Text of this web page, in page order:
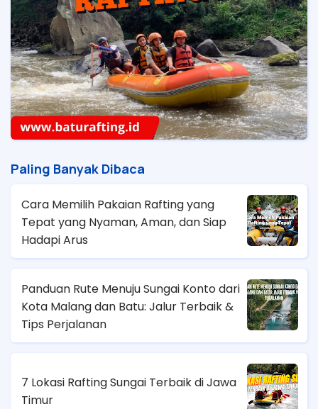
Paling Banyak Dibaca
Cara Memilih Pakaian Rafting yang
Tepat yang Nyaman, Aman, dan Siap
Hadapi Arus
Panduan Rute Menuju Sungai Konto dari
Kota Malang dan Batu: Jalur Terbaik &
Tips Perjalanan
7 Lokasi Rafting Sungai Terbaik di Jawa
Timur